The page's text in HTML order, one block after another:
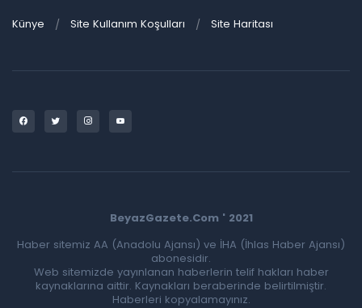
Künye Site Kullanım Koşulları Site Haritası
BeyazGazete.Com ' 2021
Haber sitemiz AA (Anadolu Ajansı) ve İHA (İhlas Haber Ajansı)
abonesidir.
Web sitemizde yayınlanan haberlerin telif hakları haber
kaynaklarına aittir. Kaynakları beraberinde belirtilmiştir.
Haberleri kopyalamayınız.